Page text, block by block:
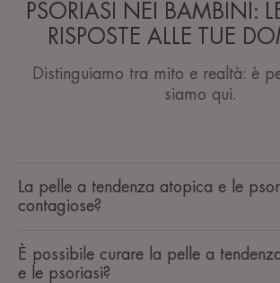
PSORIASI NEI BAMBINI:
RISPOSTE ALLE TUE
Distinguiamo tra mito e realtà: è
siamo qui.
La pelle a tendenza atopica e le
contagiose?
È possibile curare la pelle a
e le psoriasi?